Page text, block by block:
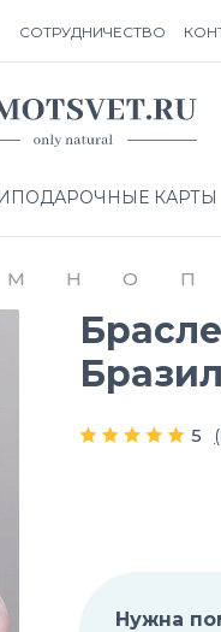
СОТРУДНИЧЕСТВО
ПОДАРОЧНЫЕ КАРТЫ
М Н О П
5
Нужна